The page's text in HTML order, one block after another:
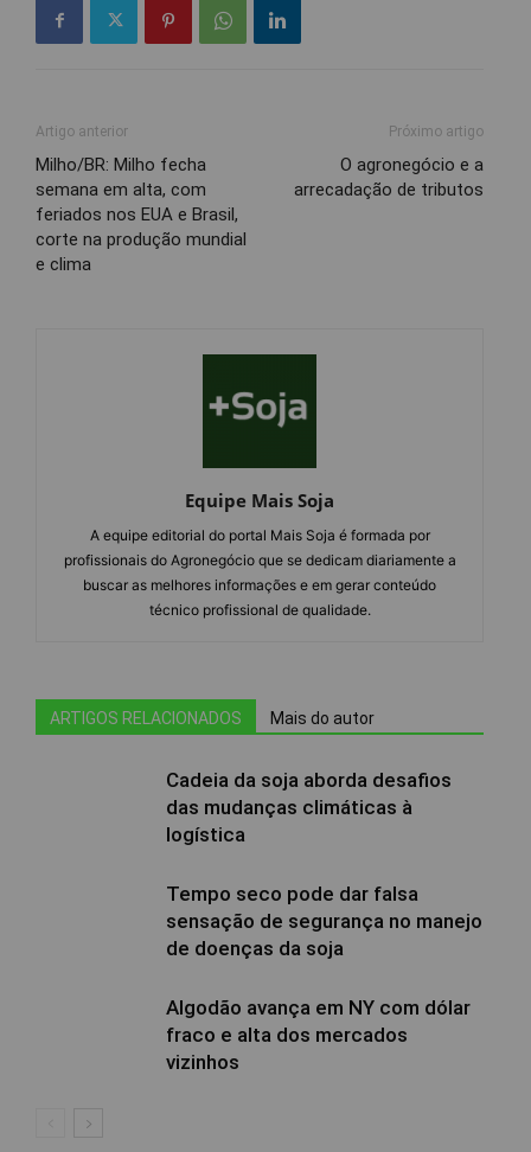
Artigo anterior
Milho/BR: Milho fecha
semana em alta, com
feriados nos EUA e Brasil,
corte na produção mundial
e clima
Próximo artigo
O agronegócio e a
arrecadação de tributos
Equipe Mais Soja
A equipe editorial do portal Mais Soja é formada por
profissionais do Agronegócio que se dedicam diariamente a
buscar as melhores informações e em gerar conteúdo
técnico profissional de qualidade.
ARTIGOS RELACIONADOS Mais do autor
Cadeia da soja aborda desafios
das mudanças climáticas à
logística
Tempo seco pode dar falsa
sensação de segurança no manejo
de doenças da soja
Algodão avança em NY com dólar
fraco e alta dos mercados
vizinhos